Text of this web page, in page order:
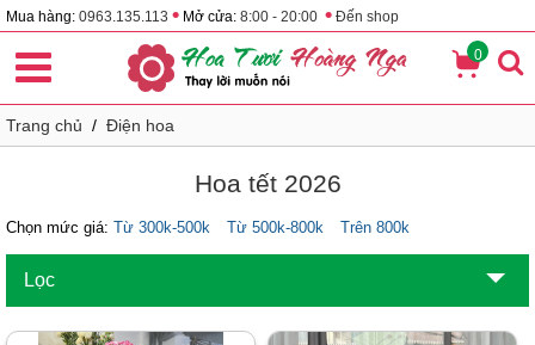
Mua hàng: 0963.135.113 • Mở cửa: 8:00 - 20:00 • Đến shop
0
Trang chủ / Điện hoa
Hoa tết 2026
Chọn mức giá: Từ 300k-500k Từ 500k-800k Trên 800k
Lọc